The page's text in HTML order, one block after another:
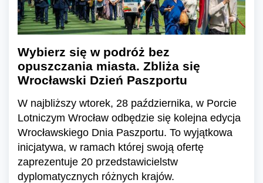
Wybierz się w podróż bez
opuszczania miasta. Zbliża się
Wrocławski Dzień Paszportu
W najbliższy wtorek, 28 października, w Porcie
Lotniczym Wrocław odbędzie się kolejna edycja
Wrocławskiego Dnia Paszportu. To wyjątkowa
inicjatywa, w ramach której swoją ofertę
zaprezentuje 20 przedstawicielstw
dyplomatycznych różnych krajów.